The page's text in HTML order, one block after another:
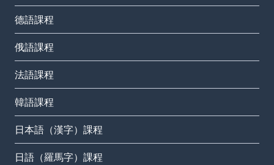
德語課程
俄語課程
法語課程
韓語課程
日本語（漢字）課程
日語（羅馬字）課程